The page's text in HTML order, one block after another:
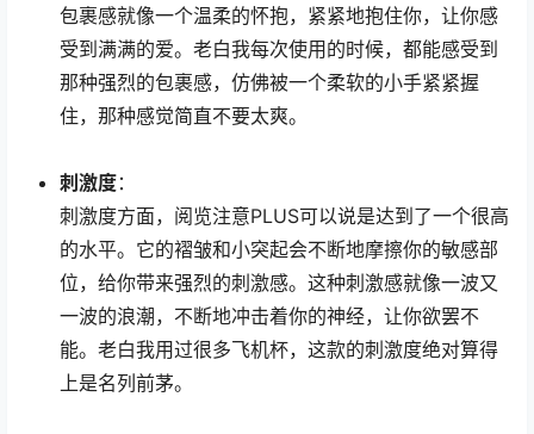
包裹感就像一个温柔的怀抱，紧紧地抱住你，让你感
受到满满的爱。老白我每次使用的时候，都能感受到
那种强烈的包裹感，仿佛被一个柔软的小手紧紧握
住，那种感觉简直不要太爽。
刺激度：
刺激度方面，阅览注意PLUS可以说是达到了一个很高
的水平。它的褶皱和小突起会不断地摩擦你的敏感部
位，给你带来强烈的刺激感。这种刺激感就像一波又
一波的浪潮，不断地冲击着你的神经，让你欲罢不
能。老白我用过很多飞机杯，这款的刺激度绝对算得
上是名列前茅。